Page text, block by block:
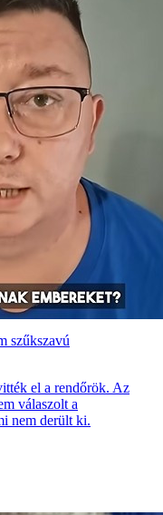
szűkszavú
el a rendőrök. Az
válaszolt a
nem derült ki.